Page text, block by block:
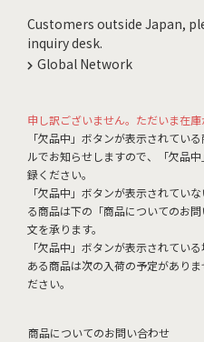
Customers outside Japan,
inquiry desk.
Global Network
申し訳ございません。ただいま在庫
「欠品中」ボタンが表示されてい
ルでお知らせしますので、「欠品
録ください。
「欠品中」ボタンが表示されてい
る商品は下の「商品についてのお
文を承ります。
「欠品中」ボタンが表示されてい
ある商品は次の入荷の予定があり
ださい。
商品についてのお問い合わせ